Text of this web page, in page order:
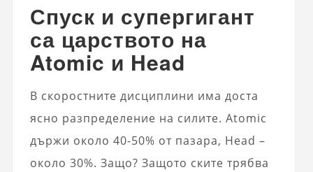
Спуск и супергигант
са царството на
Atomic и Head
В скоростните дисциплини има доста
ясно разпределение на силите. Atomic
държи около 40-50% от пазара, Head –
около 30%. Защо? Защото ските трябва